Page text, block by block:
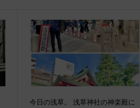
今日の浅草。 浅草神社の神楽殿に